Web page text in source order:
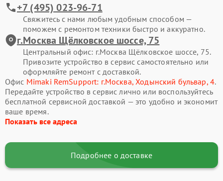
+7 (495) 023-96-71
Свяжитесь с нами любым удобным способом —
поможем с ремонтом техники быстро и аккуратно.
г.Москва Щёлковское шоссе, 75
Центральный офис: г.Москва Щёлковское шоссе, 75.
Привозите устройство в сервис самостоятельно или
оформляйте ремонт с доставкой.
Офис Mimaki RemSupport: г.Москва, Ходынский бульвар, 4.
Передайте устройство в сервис лично или воспользуйтесь
бесплатной сервисной доставкой — это удобно и экономит
ваше время.
Показать все адреса
Подробнее о доставке